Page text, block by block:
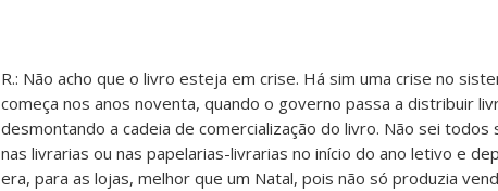
R.: Não acho que o livro esteja em crise. Há sim uma crise no
começa nos anos noventa, quando o governo passa a distribuir
desmontando a cadeia de comercialização do livro. Não sei
nas livrarias ou nas papelarias-livrarias no início do ano letivo e
era, para as lojas, melhor que um Natal, pois não só produzia